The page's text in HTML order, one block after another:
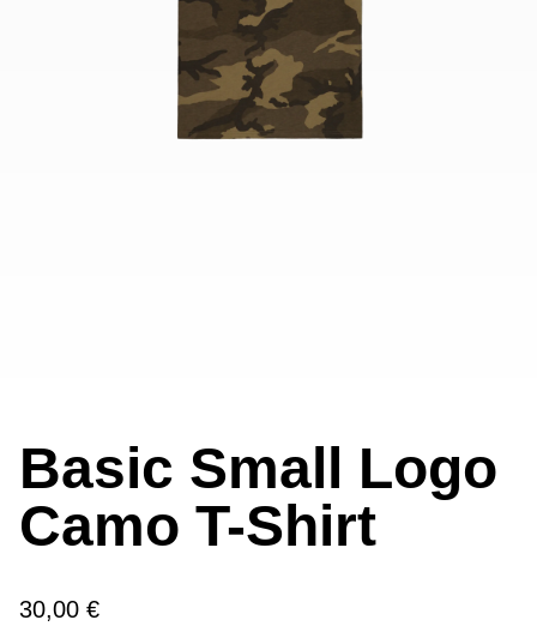
Basic Small Logo
Camo T-Shirt
30,00 €